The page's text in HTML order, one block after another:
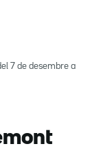
7 de desembre a